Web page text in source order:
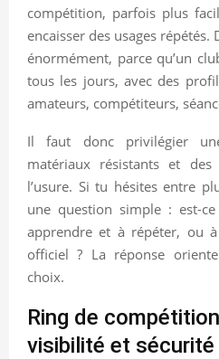
compétition, parfois plus
encaisser des usages
énormément, parce qu’un
tous les jours, avec des
amateurs, compétiteurs,
Il faut donc privilégier
matériaux résistants et
l’usure. Si tu hésites entre
une question simple : est-
apprendre et à répéter, ou
officiel ? La réponse
choix.
Ring de
visibilité et sécurité